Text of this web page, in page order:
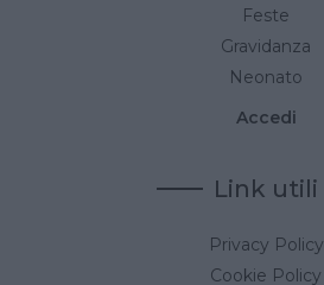
Feste
Gravidanza
Neonato
Accedi
Link utili
Privacy Policy
Cookie Policy